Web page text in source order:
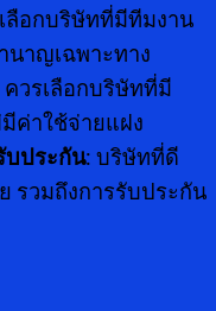
ลือกบริษัทที่มีทีมงาน
าญเฉพาะทาง
ควรเลือกบริษัทที่มี
ค่าใช้จ่ายแฝง
บประกัน: บริษัทที่ดี
รวมถึงการรับประกัน